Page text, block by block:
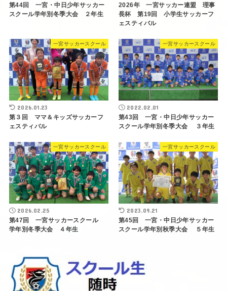
第44回 一宮・中日少年サッカー
スクール学年別冬季大会 ２年生
2026年 一宮サッカー連盟 理事
長杯 第19回 小学生サッカーフ
ェスティバル
一宮サッカースクール
2026.01.23
第３回 ママ＆キッズサッカーフ
ェスティバル
一宮サッカースクール
2022.02.01
第43回 一宮・中日少年サッカー
スクール学年別冬季大会 ３年生
一宮サッカースクール
2026.02.25
第47回 一宮サッカースクール
学年別冬季大会 ４年生
一宮サッカースクール
2023.09.21
第45回 一宮・中日少年サッカー
スクール学年別秋季大会 ５年生